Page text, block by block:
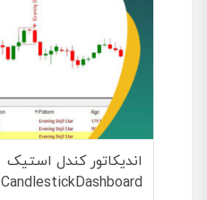
اندیکاتور کندل استیک
CandlestickDashboard